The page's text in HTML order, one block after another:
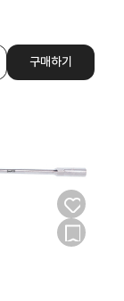
구매하기